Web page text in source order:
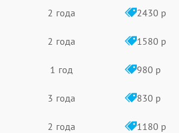
2 года 2430 р
2 года 1580 р
1 год 980 р
3 года 830 р
2 года 1180 р